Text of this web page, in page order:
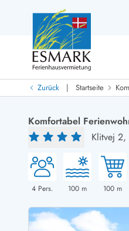
Last Minute
Last Minute
Neu bei uns!
Neue Ferienhäuser bei ESMARK
Neurenovierte Ferienhäuser
Ferienhäuser mit Endreinigung
Ferienhäuser dicht am Strand
Ferienhäuser neu gebaut
Zurück | Startseite
Komfortabel
Klitvej 2,
4Pers. 100 m 100 m